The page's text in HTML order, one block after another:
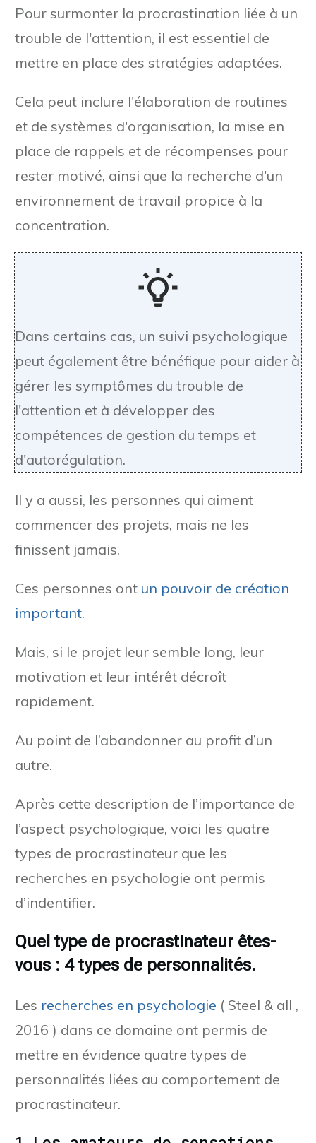
Pour surmonter la procrastination liée à un
trouble de l'attention, il est essentiel de
mettre en place des stratégies adaptées.
Cela peut inclure l'élaboration de routines
et de systèmes d'organisation, la mise en
place de rappels et de récompenses pour
rester motivé, ainsi que la recherche d'un
environnement de travail propice à la
concentration.
Dans certains cas, un suivi psychologique
peut également être bénéfique pour aider à
gérer les symptômes du trouble de
l'attention et à développer des
compétences de gestion du temps et
d'autorégulation.
Il y a aussi, les personnes qui aiment
commencer des projets, mais ne les
finissent jamais.
Ces personnes ont un pouvoir de création
important.
Mais, si le projet leur semble long, leur
motivation et leur intérêt décroît
rapidement.
Au point de l’abandonner au profit d’un
autre.
Après cette description de l’importance de
l’aspect psychologique, voici les quatre
types de procrastinateur que les
recherches en psychologie ont permis
d’indentifier.
Quel type de procrastinateur êtes-
vous : 4 types de personnalités.
Les recherches en psychologie ( Steel & all ,
2016 ) dans ce domaine ont permis de
mettre en évidence quatre types de
personnalités liées au comportement de
procrastinateur.